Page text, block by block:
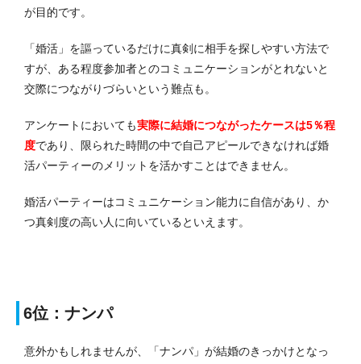
が目的です。
「婚活」を謳っているだけに真剣に相手を探しやすい方法で
すが、ある程度参加者とのコミュニケーションがとれないと
交際につながりづらいという難点も。
アンケートにおいても実際に結婚につながったケースは5％程
度であり、限られた時間の中で自己アピールできなければ婚
活パーティーのメリットを活かすことはできません。
婚活パーティーはコミュニケーション能力に自信があり、か
つ真剣度の高い人に向いているといえます。
6位：ナンパ
意外かもしれませんが、「ナンパ」が結婚のきっかけとなっ